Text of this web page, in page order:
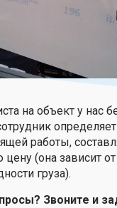
на объект у нас
работы,
(она зависит
груза).
Звоните и